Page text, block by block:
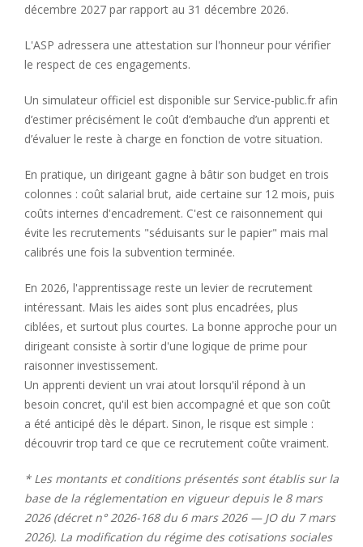
décembre 2027 par rapport au 31 décembre 2026.
L'ASP adressera une attestation sur l'honneur pour vérifier
le respect de ces engagements.
Un simulateur officiel est disponible sur Service-public.fr afin
d’estimer précisément le coût d’embauche d’un apprenti et
d’évaluer le reste à charge en fonction de votre situation.
En pratique, un dirigeant gagne à bâtir son budget en trois
colonnes : coût salarial brut, aide certaine sur 12 mois, puis
coûts internes d'encadrement. C'est ce raisonnement qui
évite les recrutements "séduisants sur le papier" mais mal
calibrés une fois la subvention terminée.
En 2026, l'apprentissage reste un levier de recrutement
intéressant. Mais les aides sont plus encadrées, plus
ciblées, et surtout plus courtes. La bonne approche pour un
dirigeant consiste à sortir d'une logique de prime pour
raisonner investissement.
Un apprenti devient un vrai atout lorsqu'il répond à un
besoin concret, qu'il est bien accompagné et que son coût
a été anticipé dès le départ. Sinon, le risque est simple :
découvrir trop tard ce que ce recrutement coûte vraiment.
* Les montants et conditions présentés sont établis sur la
base de la réglementation en vigueur depuis le 8 mars
2026 (décret n° 2026-168 du 6 mars 2026 — JO du 7 mars
2026). La modification du régime des cotisations sociales